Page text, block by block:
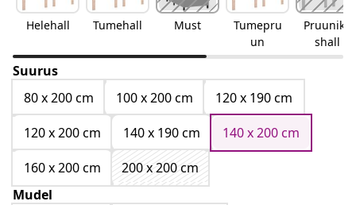
Helehall Tumehall Must
Tumepru
un
Pruunika
shall
Suurus
80 x 200 cm
100 x 200 cm
120 x 190 cm
120 x 200 cm
140 x 190 cm
140 x 200 cm
160 x 200 cm
200 x 200 cm
Mudel